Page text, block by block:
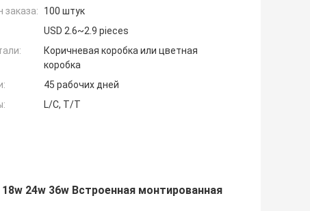
заказа:
100 штук
USD 2.6~2.9 pieces
Коричневая коробка или цветная
коробка
45 рабочих дней
L/C, T/T
24w 36w Встроенная монтированная